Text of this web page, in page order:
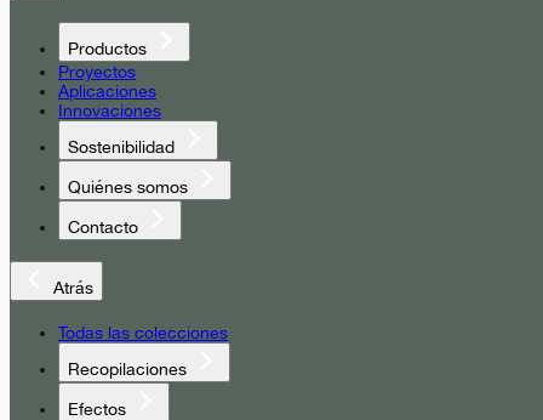
Productos
Proyectos
Aplicaciones
Innovaciones
Sostenibilidad
Quiénes somos
Contacto
Atrás
Todas las colecciones
Recopilaciones
Efectos